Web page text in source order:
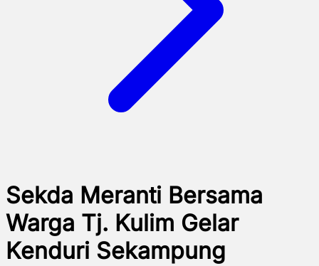
Sekda Meranti Bersama
Warga Tj. Kulim Gelar
Kenduri Sekampung